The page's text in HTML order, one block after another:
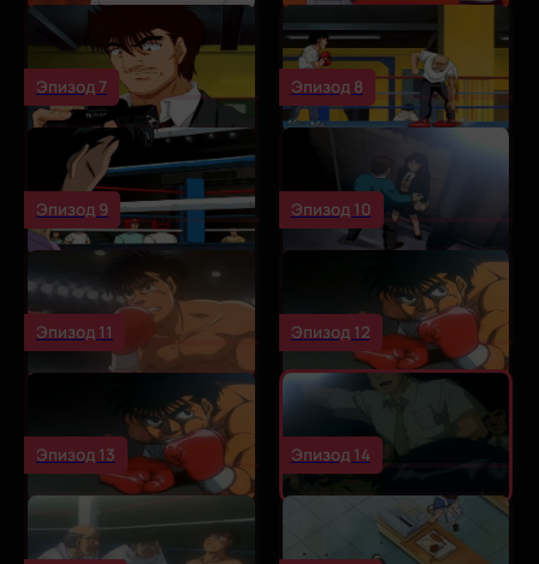
Эпизод 7 Эпизод 8
Эпизод 9 Эпизод 10
Эпизод 11 Эпизод 12
Эпизод 13 Эпизод 14